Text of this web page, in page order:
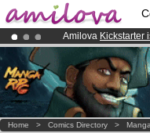
Amilova Kickstarter
Already 134393
Premium
Home > Comics Directory > Manga